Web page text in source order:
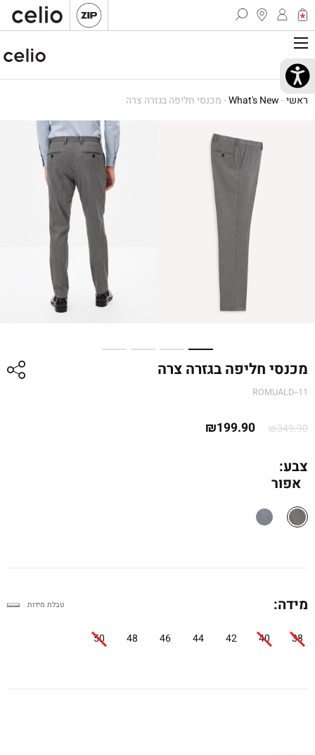
ראשי-
What's New
-מכנסי חליפה בגזרה צרה
מכנסי חליפה בגזרה צרה
ROMUALD--11
₪349.90
המחיר ₪199.90
צבע:
אפור
מידה:
38
40
42
44
46
48
50
טבלת מידות